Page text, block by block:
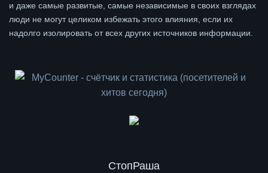
и даже самые развитые, самые независимые в своих взглядах
люди не могут целиком избежать этого влияния, если их
надолго изолировать от всех других источников информации.
СтопРаша